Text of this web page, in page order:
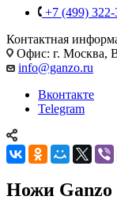
+7 (499)
Контактная
Офис: г. Москва,
info@ganzo.ru
Вконтакте
Telegram
Ножи Ganzo